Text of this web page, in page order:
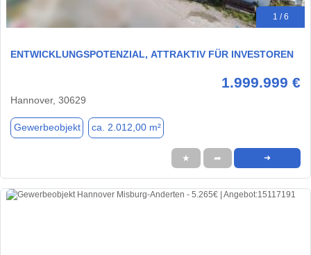
1 / 6
ENTWICKLUNGSPOTENZIAL, ATTRAKTIV FÜR INVESTOREN
1.999.999 €
Hannover, 30629
Gewerbeobjekt ca. 2.012,00 m²
★ ➦ ➜